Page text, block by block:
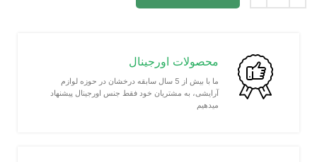
محصولات اورجینال
ما با بیش از 5 سال سابقه درخشان در حوزه لوازم
آرایشی، به مشتریان خود فقط جنس اورجینال پیشنهاد
میدهیم